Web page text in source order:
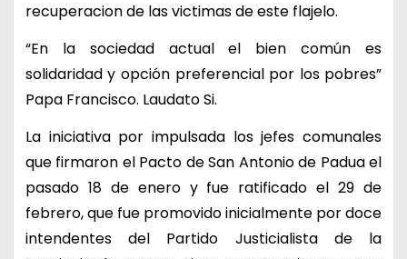
recuperacion de las victimas de este flajelo.
“En la sociedad actual el bien común es
solidaridad y opción preferencial por los pobres”
Papa Francisco. Laudato Si.
La iniciativa por impulsada los jefes comunales
que firmaron el Pacto de San Antonio de Padua el
pasado 18 de enero y fue ratificado el 29 de
febrero, que fue promovido inicialmente por doce
intendentes del Partido Justicialista de la